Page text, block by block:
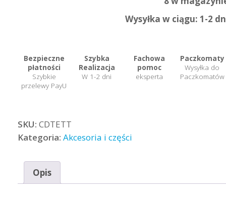
Wysyłka w ciągu: 1-2
Bezpieczne
płatności
Szybkie
przelewy PayU
Szybka
Realizacja
W 1-2 dni
Fachowa
pomoc
eksperta
Paczkomaty
Wysyłka do
Paczkomatów
SKU: CDTETT
Kategoria: Akcesoria i części
Opis